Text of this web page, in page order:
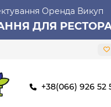
Оренда Викуп
ДЛЯ
+38(066) 926 52